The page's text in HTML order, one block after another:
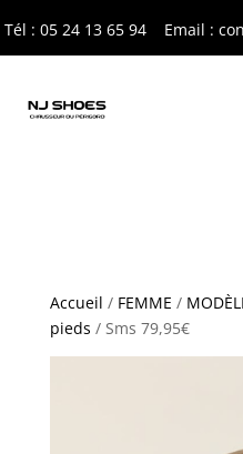
Tél : 05 24 13 65 94 Email :
Accueil / FEMME /
pieds / Sms 79,95€